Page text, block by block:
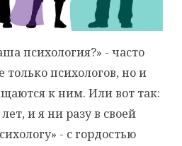
психология?» - часто
психологов, но и
к ним. Или вот так:
и я ни разу в своей
- с гордостью